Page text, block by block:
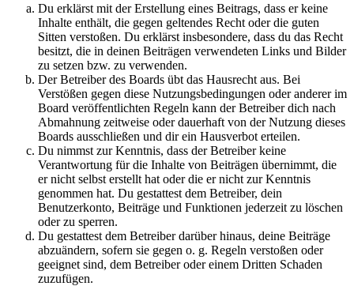
Du erklärst mit der Erstellung eines Beitrags, dass er keine
Inhalte enthält, die gegen geltendes Recht oder die guten
Sitten verstoßen. Du erklärst insbesondere, dass du das Recht
besitzt, die in deinen Beiträgen verwendeten Links und Bilder
zu setzen bzw. zu verwenden.
Der Betreiber des Boards übt das Hausrecht aus. Bei
Verstößen gegen diese Nutzungsbedingungen oder anderer im
Board veröffentlichten Regeln kann der Betreiber dich nach
Abmahnung zeitweise oder dauerhaft von der Nutzung dieses
Boards ausschließen und dir ein Hausverbot erteilen.
Du nimmst zur Kenntnis, dass der Betreiber keine
Verantwortung für die Inhalte von Beiträgen übernimmt, die
er nicht selbst erstellt hat oder die er nicht zur Kenntnis
genommen hat. Du gestattest dem Betreiber, dein
Benutzerkonto, Beiträge und Funktionen jederzeit zu löschen
oder zu sperren.
Du gestattest dem Betreiber darüber hinaus, deine Beiträge
abzuändern, sofern sie gegen o. g. Regeln verstoßen oder
geeignet sind, dem Betreiber oder einem Dritten Schaden
zuzufügen.